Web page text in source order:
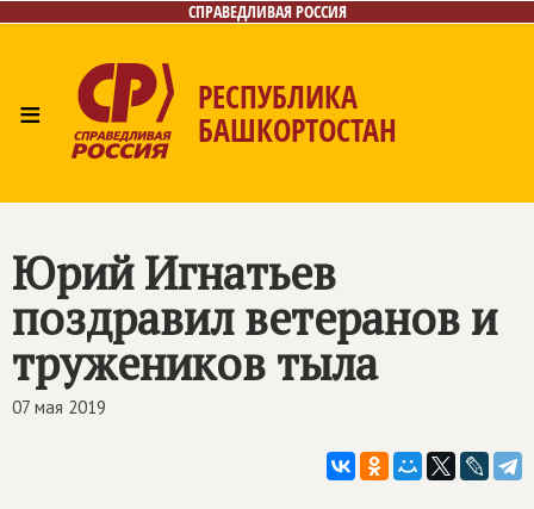
СПРАВЕДЛИВАЯ РОССИЯ
≡ РЕСПУБЛИКА
БАШКОРТОСТАН
Контакты
Юрий Игнатьев
поздравил ветеранов и
тружеников тыла
07 мая 2019